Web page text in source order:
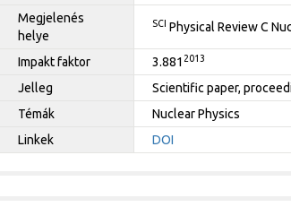
Megjelenés
helye
SCI Physical Review C
Impakt faktor 3.881 2013
Jelleg
Scientific paper,
Témák
Nuclear Physics
Linkek
DOI